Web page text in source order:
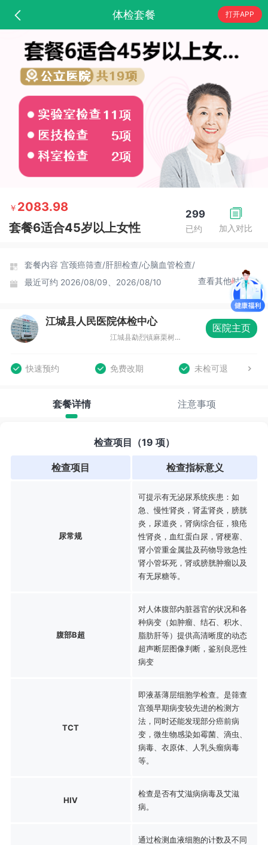
体检套餐 打开APP
加入对比
299
已约
￥ 2083.98
套餐6适合45岁以上女性
套餐内容 宫颈癌筛查/肝胆检查/心脑血管检查/
最近可约 2026/08/09、2026/08/10 查看其他时间
江城县人民医院体检中心
江城县勐烈镇麻栗树东城开发新区(县中医医院旁)
医院主页
快速预约 免费改期 未检可退
套餐详情 注意事项
检查项目（19 项）
检查项目 检查指标意义
尿常规
可提示有无泌尿系统疾患：如
急、慢性肾炎，肾盂肾炎，膀胱
炎，尿道炎，肾病综合征，狼疮
性肾炎，血红蛋白尿，肾梗塞、
肾小管重金属盐及药物导致急性
肾小管坏死，肾或膀胱肿瘤以及
有无尿糖等。
腹部B超
对人体腹部内脏器官的状况和各
种病变（如肿瘤、结石、积水、
脂肪肝等）提供高清晰度的动态
超声断层图像判断，鉴别良恶性
病变
TCT
即液基薄层细胞学检查。是筛查
宫颈早期病变较先进的检测方
法，同时还能发现部分癌前病
变，微生物感染如霉菌、滴虫、
病毒、衣原体、人乳头瘤病毒
等。
HIV
检查是否有艾滋病病毒及艾滋
病。
通过检测血液细胞的计数及不同